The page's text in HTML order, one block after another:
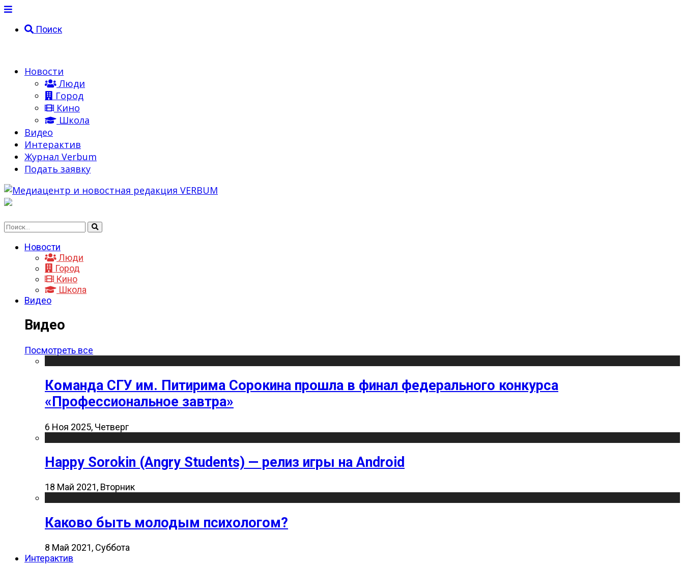
Поиск
Новости
Люди
Город
Кино
Школа
Видео
Интерактив
Журнал Verbum
Подать заявку
Новости
Люди
Город
Кино
Школа
Видео
Видео
Посмотреть все
Команда СГУ им. Питирима Сорокина прошла в финал федерального конкурса
«Профессиональное завтра»
6 Ноя 2025, Четверг
Happy Sorokin (Angry Students) — релиз игры на Android
18 Май 2021, Вторник
Каково быть молодым психологом?
8 Май 2021, Суббота
Интерактив